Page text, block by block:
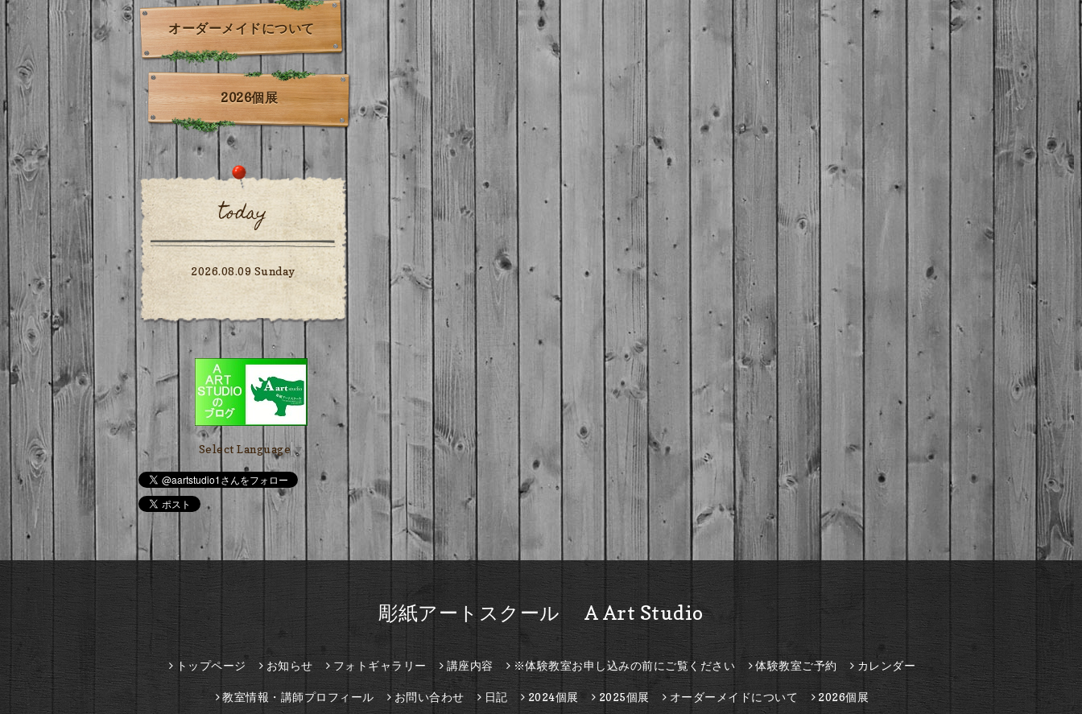
オーダーメイドについて
2026個展
today
2026.08.09 Sunday
Select Language▼
彫紙アートスクール A Art Studio
トップページ お知らせ フォトギャラリー 講座内容 ※体験教室お申し込みの前にご覧ください 体験教室ご予約 カレンダー
教室情報・講師プロフィール お問い合わせ 日記 2024個展 2025個展 オーダーメイドについて 2026個展